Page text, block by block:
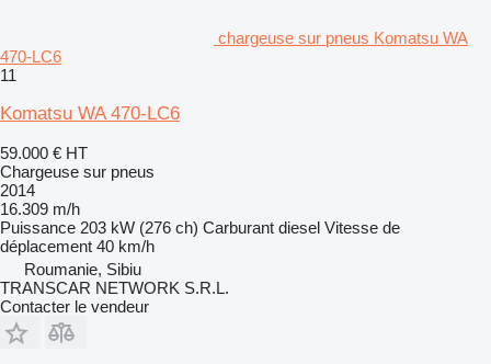
chargeuse sur pneus Komatsu WA
470-LC6
11
Komatsu WA 470-LC6
59.000 € HT
Chargeuse sur pneus
2014
16.309 m/h
Puissance 203 kW (276 ch) Carburant diesel Vitesse de
déplacement 40 km/h
Roumanie, Sibiu
TRANSCAR NETWORK S.R.L.
Contacter le vendeur